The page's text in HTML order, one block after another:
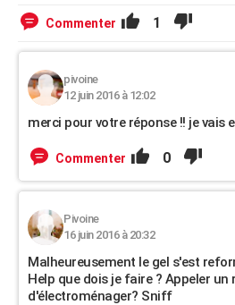
Commenter 1
pivoine
12 juin 2016 à 12:02
merci pour votre réponse !! je vais
Commenter 0
Pivoine
16 juin 2016 à 20:32
Malheureusement le gel s'est
Help que dois je faire ? Appeler un
d'électroménager? Sniff